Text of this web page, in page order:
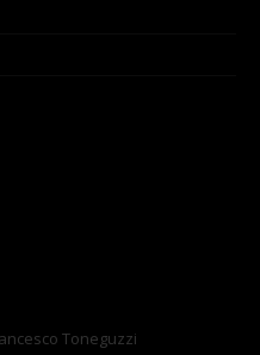
Toneguzzi